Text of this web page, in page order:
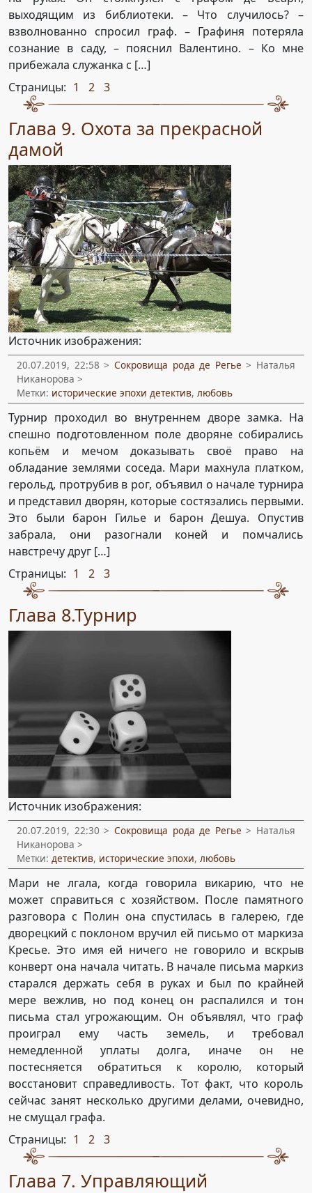
выходящим из библиотеки. – Что случилось? –
взволнованно спросил граф. – Графиня потеряла
сознание в саду, – пояснил Валентино. – Ко мне
прибежала служанка с […]
Страницы: 1 2 3
Глава 9. Охота за прекрасной
дамой
Источник изображения:
20.07.2019, 22:58 > Сокровища рода де Регье > Наталья
Никанорова >
Метки: исторические эпохи детектив, любовь
Турнир проходил во внутреннем дворе замка. На
спешно подготовленном поле дворяне собирались
копьём и мечом доказывать своё право на
обладание землями соседа. Мари махнула платком,
герольд, протрубив в рог, объявил о начале турнира
и представил дворян, которые состязались первыми.
Это были барон Гилье и барон Дешуа. Опустив
забрала, они разогнали коней и помчались
навстречу друг […]
Страницы: 1 2 3
Глава 8.Турнир
Источник изображения:
20.07.2019, 22:30 > Сокровища рода де Регье > Наталья
Никанорова >
Метки: детектив, исторические эпохи, любовь
Мари не лгала, когда говорила викарию, что не
может справиться с хозяйством. После памятного
разговора с Полин она спустилась в галерею, где
дворецкий с поклоном вручил ей письмо от маркиза
Кресье. Это имя ей ничего не говорило и вскрыв
конверт она начала читать. В начале письма маркиз
старался держать себя в руках и был по крайней
мере вежлив, но под конец он распалился и тон
письма стал угрожающим. Он объявлял, что граф
проиграл ему часть земель, и требовал
немедленной уплаты долга, иначе он не
постесняется обратиться к королю, который
восстановит справедливость. Тот факт, что король
сейчас занят несколько другими делами, очевидно,
не смущал графа.
Страницы: 1 2 3
Глава 7. Управляющий